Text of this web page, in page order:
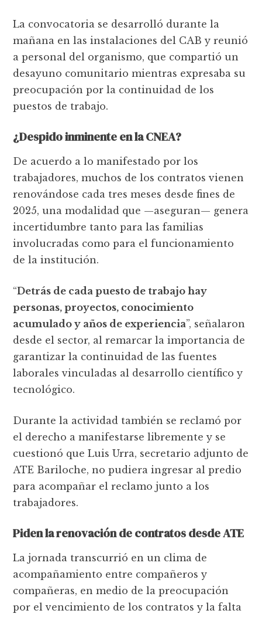
La convocatoria se desarrolló durante la
mañana en las instalaciones del CAB y reunió
a personal del organismo, que compartió un
desayuno comunitario mientras expresaba su
preocupación por la continuidad de los
puestos de trabajo.
¿Despido inminente en la CNEA?
De acuerdo a lo manifestado por los
trabajadores, muchos de los contratos vienen
renovándose cada tres meses desde fines de
2025, una modalidad que —aseguran— genera
incertidumbre tanto para las familias
involucradas como para el funcionamiento
de la institución.
“Detrás de cada puesto de trabajo hay
personas, proyectos, conocimiento
acumulado y años de experiencia”, señalaron
desde el sector, al remarcar la importancia de
garantizar la continuidad de las fuentes
laborales vinculadas al desarrollo científico y
tecnológico.
Durante la actividad también se reclamó por
el derecho a manifestarse libremente y se
cuestionó que Luis Urra, secretario adjunto de
ATE Bariloche, no pudiera ingresar al predio
para acompañar el reclamo junto a los
trabajadores.
Piden la renovación de contratos desde ATE
La jornada transcurrió en un clima de
acompañamiento entre compañeros y
compañeras, en medio de la preocupación
por el vencimiento de los contratos y la falta